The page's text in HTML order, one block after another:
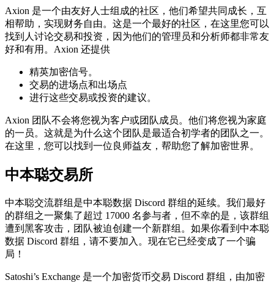
Axion 是一个由友好人士组成的社区，他们希望共同成长，互
相帮助，实现财务自由。这是一个最好的社区，在这里您可以
找到人讨论交易和投资，因为他们的管理员和分析师都非常友
好和有用。Axion 还提供
精英加密信号。
交易的进场点和出场点
进行这些交易或投资的建议。
Axion 团队不会将您视为客户或团队成员。他们将您视为家庭
的一员。这就是为什么这个团队是最适合初学者的团队之一。
在这里，您可以找到一位良师益友，帮助您了解加密世界。
中本聪交易所
中本聪交流群组是中本聪数据 Discord 群组的延续。我们最好
的群组之一聚集了超过 17000 名参与者，但不幸的是，该群组
遭到黑客攻击，团队被迫创建一个新群组。如果你看到中本聪
数据 Discord 群组，请不要加入。现在它已经变成了一个骗
局！
Satoshi’s Exchange 是一个加密货币交易 Discord 群组，由加密